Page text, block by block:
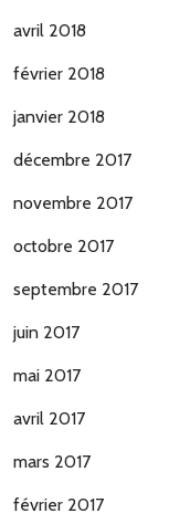
avril 2018
février 2018
janvier 2018
décembre 2017
novembre 2017
octobre 2017
septembre 2017
juin 2017
mai 2017
avril 2017
mars 2017
février 2017